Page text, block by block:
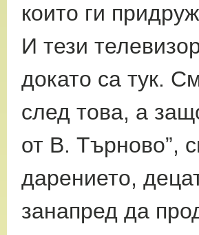
които ги
И тези
докато са тук.
след това, а
от В. Търново”,
дарението,
занапред да